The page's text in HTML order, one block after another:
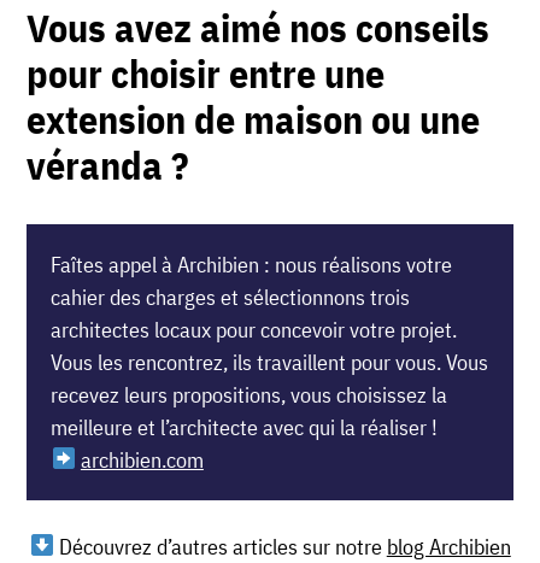
Vous avez aimé nos conseils
pour choisir entre une
extension de maison ou une
véranda ?
Faîtes appel à Archibien : nous réalisons votre
cahier des charges et sélectionnons trois
architectes locaux pour concevoir votre projet.
Vous les rencontrez, ils travaillent pour vous. Vous
recevez leurs propositions, vous choisissez la
meilleure et l’architecte avec qui la réaliser !
archibien.com
Découvrez d’autres articles sur notre blog Archibien